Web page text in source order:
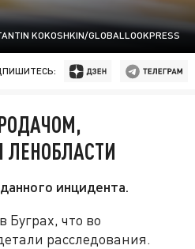
KOKOSHKIN/GLOBALLOOKPRESS
инцидента.
что во
расследования.